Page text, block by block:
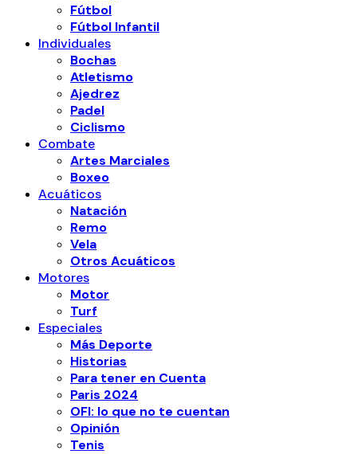
Fútbol
Fútbol Infantil
Individuales
Bochas
Atletismo
Ajedrez
Padel
Ciclismo
Combate
Artes Marciales
Boxeo
Acuáticos
Natación
Remo
Vela
Otros Acuáticos
Motores
Motor
Turf
Especiales
Más Deporte
Historias
Para tener en Cuenta
Paris 2024
OFI: lo que no te cuentan
Opinión
Tenis